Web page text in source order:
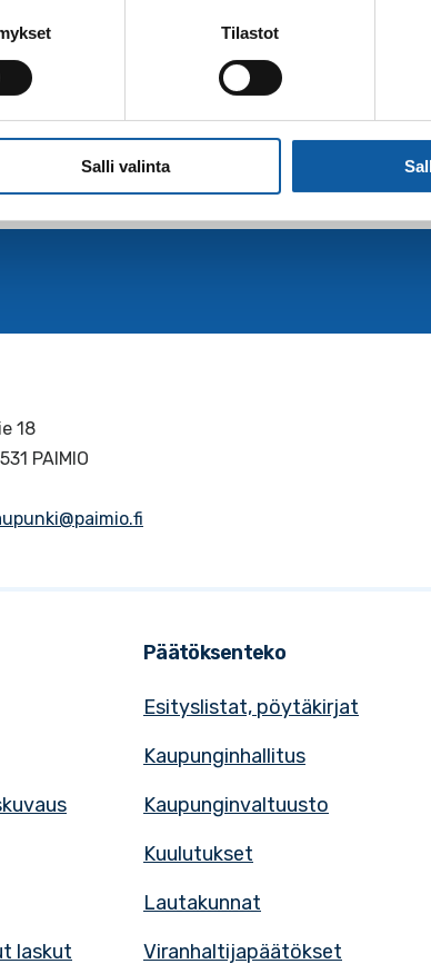
Tilastot
Salli valinta
liikenteellisesti helposti saavutettavissa.
18
PAIMIO
laskut
Päätöksenteko
Esityslistat, pöytäkirjat
Kaupunginhallitus
Kaupunginvaltuusto
Kuulutukset
Lautakunnat
Viranhaltijapäätökset